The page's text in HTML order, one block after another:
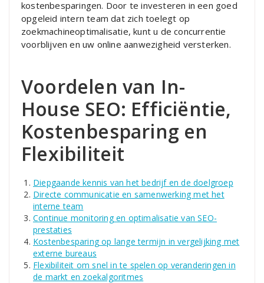
kostenbesparingen. Door te investeren in een goed
opgeleid intern team dat zich toelegt op
zoekmachineoptimalisatie, kunt u de concurrentie
voorblijven en uw online aanwezigheid versterken.
Voordelen van In-
House SEO: Efficiëntie,
Kostenbesparing en
Flexibiliteit
Diepgaande kennis van het bedrijf en de doelgroep
Directe communicatie en samenwerking met het
interne team
Continue monitoring en optimalisatie van SEO-
prestaties
Kostenbesparing op lange termijn in vergelijking met
externe bureaus
Flexibiliteit om snel in te spelen op veranderingen in
de markt en zoekalgoritmes